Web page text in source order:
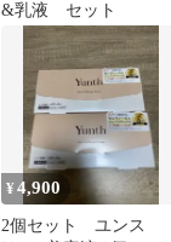
&乳液 セット
¥4,900
2個セット ユンス